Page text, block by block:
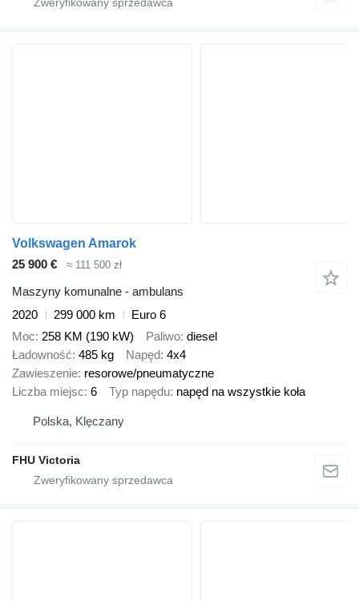
Volkswagen Amarok
25 900 €
≈ 111 500 zł
Maszyny komunalne - ambulans
2020
299 000 km
Euro 6
Moc 258 KM (190 kW) Paliwo diesel
Ładowność 485 kg Napęd 4x4
Zawieszenie resorowe/pneumatyczne
Liczba miejsc 6 Typ napędu napęd na wszystkie koła
Polska, Klęczany
FHU Victoria